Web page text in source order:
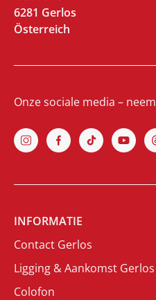
6281 Gerlos
Österreich
Onze sociale media –
INFORMATIE
Contact Gerlos
Ligging & Aankomst Gerlos
Colofon